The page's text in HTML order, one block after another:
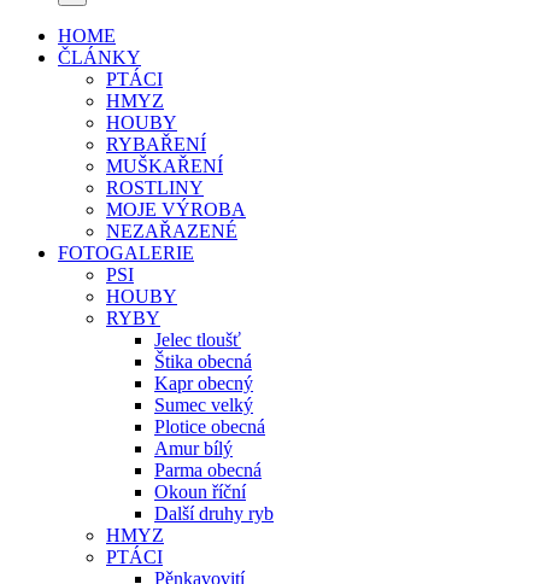
HOME
ČLÁNKY
PTÁCI
HMYZ
HOUBY
RYBAŘENÍ
MUŠKAŘENÍ
ROSTLINY
MOJE VÝROBA
NEZAŘAZENÉ
FOTOGALERIE
PSI
HOUBY
RYBY
Jelec tloušť
Štika obecná
Kapr obecný
Sumec velký
Plotice obecná
Amur bílý
Parma obecná
Okoun říční
Další druhy ryb
HMYZ
PTÁCI
Pěnkavovití